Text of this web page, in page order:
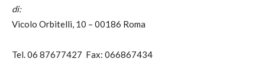
di:
Vicolo Orbitelli, 10 – 00186 Roma
Tel. 06 87677427 Fax: 066867434